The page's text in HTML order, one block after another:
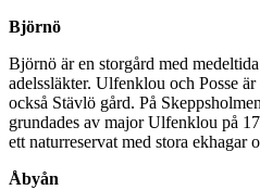
Björnö
Björnö är en storgård med
adelssläkter. Ulfenklou och Posse
också Stävlö gård. På
grundades av major Ulfenklou på
ett naturreservat med stora ekhagar
Åbyån